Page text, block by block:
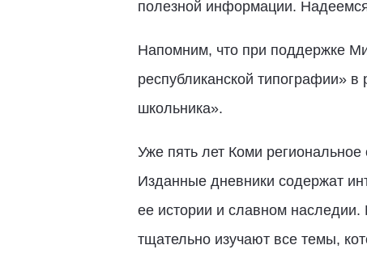
полезной информации.
Напомним, что при поддержке
республиканской типографии»
школьника».
Уже пять лет Коми
Изданные дневники содержат
ее истории и славном наследии.
тщательно изучают все темы,